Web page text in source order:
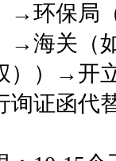
→环保局
→海关（
））→开
询证函代